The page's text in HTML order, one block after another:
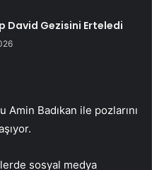
David Gezisini Erteledi
Badıkan ile pozlarını
sosyal medya